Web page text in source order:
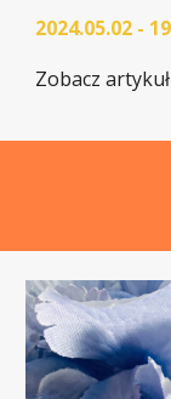
2024.05.02 -
Zobacz